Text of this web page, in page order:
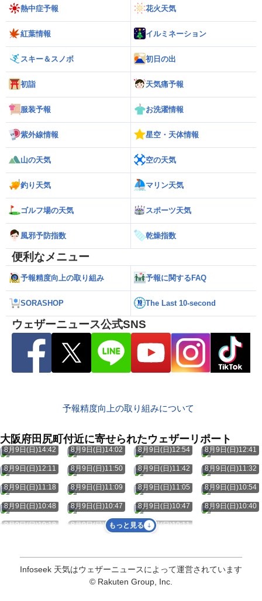
熱中症予報 花火天気
紅葉情報 イルミネーション
スキー＆スノボ 初日の出
初詣 天気痛予報
服装予報 お洗濯情報
紫外線情報 星空・天体情報
山の天気 空の天気
釣り天気 マリン天気
ゴルフ場の天気 スポーツ天気
風邪予防指数 乾燥指数
便利なメニュー
予報精度向上の取り組み 予報に関するFAQ
SORASHOP The Last 10-second
ウェザーニュース公式SNS
予報精度向上の取り組みについて
大阪府田尻町付近に寄せられたウェザーリポート
8月9日(日)14:42 8月9日(日)14:02 8月9日(日)12:54 8月9日(日)12:41
8月9日(日)12:11 8月9日(日)11:50 8月9日(日)11:42 8月9日(日)11:32
8月9日(日)11:18 8月9日(日)11:09 8月9日(日)11:05 8月9日(日)10:54
8月9日(日)10:48 8月9日(日)10:47 8月9日(日)10:47 8月9日(日)10:40
8月9日(日)10:18 8月9日(日)10:14 8月9日(日)10:11
もっと見る
Infoseek 天気はウェザーニュースによって運営されています
© Rakuten Group, Inc.